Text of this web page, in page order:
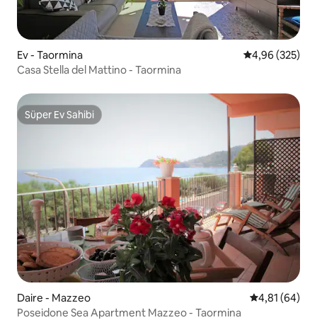
Ev - Taormina 5 üzerinden
4,96 (325)
Casa Stella del Mattino - Taormina
Süper Ev Sahibi
Süper Ev Sahibi
Daire - Mazzeo 5 üzerinden
4,81 (64)
Poseidone Sea Apartment Mazzeo - Taormina